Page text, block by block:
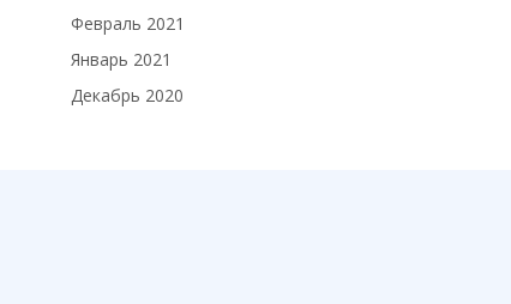
Февраль 2021
Январь 2021
Декабрь 2020